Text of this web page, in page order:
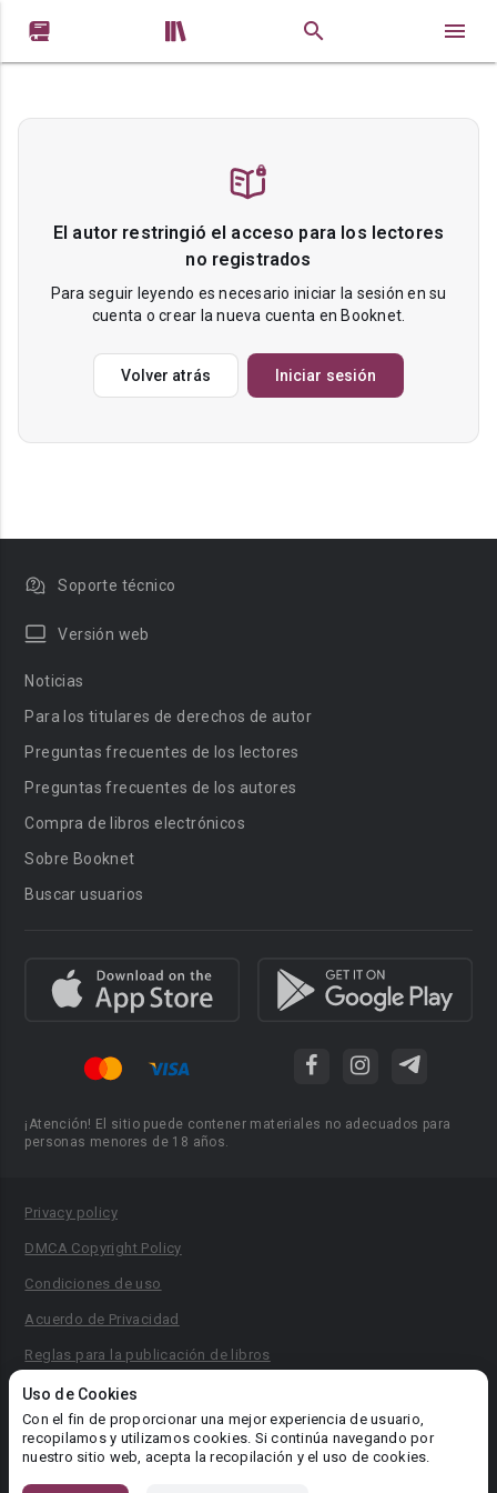
 
El autor restringió el acceso para los lectores
no registrados
Para seguir leyendo es necesario iniciar la sesión en su
cuenta o crear la nueva cuenta en Booknet.
Volver atrás Iniciar sesión
Uso de Cookies
Con el fin de proporcionar una mejor experiencia de usuario,
recopilamos y utilizamos cookies. Si continúa navegando por
nuestro sitio web, acepta la recopilación y el uso de cookies.
Soporte técnico
Versión web
Noticias
Para los titulares de derechos de autor
Preguntas frecuentes de los lectores
Preguntas frecuentes de los autores
Compra de libros electrónicos
Sobre Booknet
Buscar usuarios
¡Atención! El sitio puede contener materiales no adecuados para
personas menores de 18 años.
Privacy policy
DMCA Copyright Policy
Condiciones de uso
Acuerdo de Privacidad
Reglas para la publicación de libros
Área RR.PP.: pr@booknet.com
© 2026 Booknet. Todos los derechos reservados.